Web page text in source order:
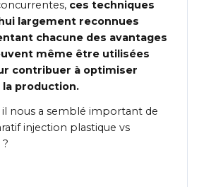
ces techniques
largement reconnues
chacune des avantages
même être utilisées
contribuer à optimiser
la production.
il nous a semblé important de
injection plastique vs